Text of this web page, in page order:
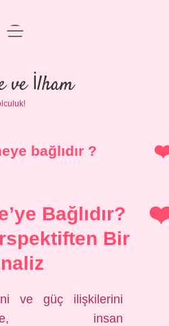
Politikası
Uyarı
menüyü
ve İlham
bağlıdır ?
Bağlıdır?
Bir
ve güç ilişkilerini
insan